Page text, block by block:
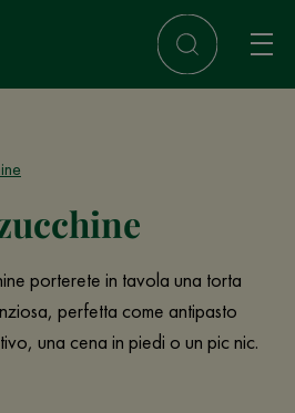
porterete in tavola una torta
perfetta come antipasto
una cena in piedi o un pic nic.